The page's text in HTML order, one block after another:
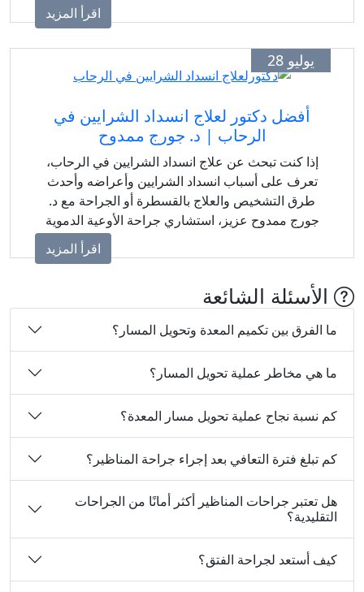
اقرأ المزيد
يوليو 28
أفضل دكتور لعلاج انسداد الشرايين في
الرحاب | د. جورج ممدوح
إذا كنت تبحث عن علاج انسداد الشرايين في الرحاب،
تعرف على أسباب انسداد الشرايين وأعراضه وأحدث
طرق التشخيص والعلاج بالقسطرة أو الجراحة مع د.
جورج ممدوح عزيز، استشاري جراحة الأوعية الدموية
اقرأ المزيد
الأسئلة الشائعة
ما الفرق بين تكميم المعدة وتحويل المسار؟
ما هي مخاطر عملية تحويل المسار؟
كم نسبة نجاح عملية تحويل مسار المعدة؟
كم تبلغ فترة التعافي بعد إجراء جراحة المناظير؟
هل تعتبر جراحات المناظير أكثر أمانًا من الجراحات
التقليدية؟
كيف أستعد لجراحة الفتق؟